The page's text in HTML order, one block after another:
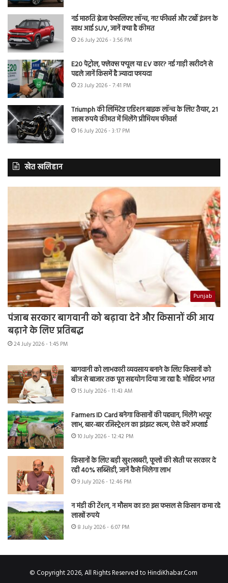
नई मारुति ब्रेजा फेसलिफ्ट लॉन्च, नए फीचर्स और टर्बो इंजन के
साथ आई SUV, जानें क्या है कीमत
26 July 2026 - 3:56 PM
E20 पेट्रोल, फ्लेक्स फ्यूल या EV कार? नई गाड़ी खरीदने से
पहले जानें किसमें है ज्यादा फायदा
23 July 2026 - 7:41 PM
Triumph की लिमिटेड एडिशन बाइक लॉन्च के लिए तैयार, 21
लाख रुपये कीमत में मिलेंगे प्रीमियम फीचर्स
16 July 2026 - 3:17 PM
खेत खलिहान
Punjab
पंजाब सरकार बागवानी को बढ़ावा देने और किसानों की आय
बढ़ाने के लिए प्रतिबद्ध
24 July 2026 - 1:45 PM
बागवानी को लाभकारी व्यवसाय बनाने के लिए किसानों को
बीज से बाजार तक पूरा सहयोग दिया जा रहा है: मोहिंदर भगत
15 July 2026 - 11:43 AM
Farmers ID Card बनेगा किसानों की पहचान, मिलेंगे भरपूर
लाभ, बार-बार रजिस्ट्रेशन का झंझट खत्म, ऐसे करें अप्लाई
10 July 2026 - 12:42 PM
किसानों के लिए बड़ी खुशखबरी, फूलों की खेती पर सरकार दे
रही 40% सब्सिडी, जानें कैसे मिलेगा लाभ
9 July 2026 - 12:46 PM
न मंडी की टेंशन, न मौसम का डर! इस फसल से किसान कमा रहे
लाखों रुपये
8 July 2026 - 6:07 PM
© Copyright 2026, All Rights Reserved to HindiKhabar.Com